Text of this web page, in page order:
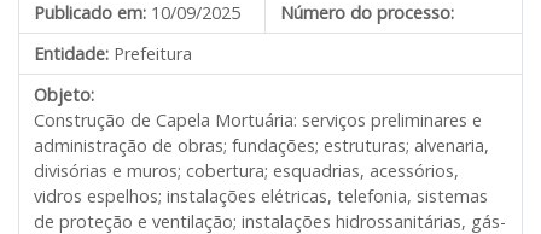
Publicado em: 10/09/2025
Número do processo:
Entidade: Prefeitura
Objeto:
Construção de Capela Mortuária: serviços preliminares e
administração de obras; fundações; estruturas; alvenaria,
divisórias e muros; cobertura; esquadrias, acessórios,
vidros espelhos; instalações elétricas, telefonia, sistemas
de proteção e ventilação; instalações hidrossanitárias, gás-